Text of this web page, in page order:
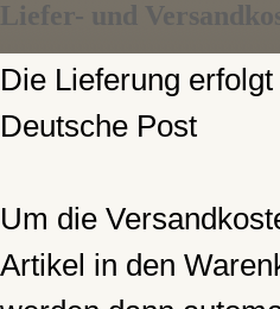
Liefer- und
Die Lieferung
Deutsche Post
Um die
Artikel in den